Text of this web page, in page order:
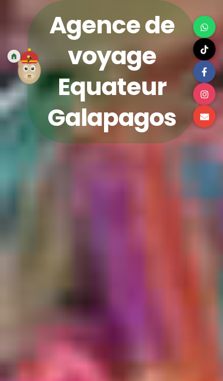
Agence de
voyage
Equateur
Galapagos